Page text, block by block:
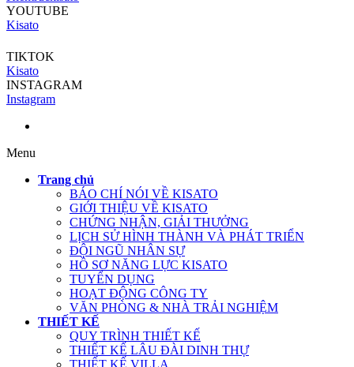
YOUTUBE
Kisato
TIKTOK
Kisato
INSTAGRAM
Instagram
Menu
Trang chủ
BÁO CHÍ NÓI VỀ KISATO
GIỚI THIỆU VỀ KISATO
CHỨNG NHẬN, GIẢI THƯỞNG
LỊCH SỬ HÌNH THÀNH VÀ PHÁT TRIỂN
ĐỘI NGŨ NHÂN SỰ
HỒ SƠ NĂNG LỰC KISATO
TUYỂN DỤNG
HOẠT ĐỘNG CÔNG TY
VĂN PHÒNG & NHÀ TRẢI NGHIỆM
THIẾT KẾ
QUY TRÌNH THIẾT KẾ
THIẾT KẾ LÂU ĐÀI DINH THỰ
THIẾT KẾ VILLA